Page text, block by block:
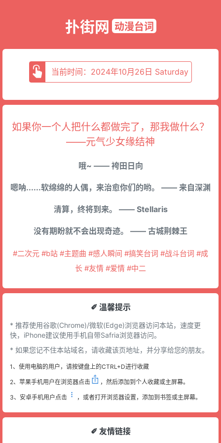
扑街网 动漫台词
当前时间：2024年10月26日 Saturday
如果你一个人把什么都做完了，那我做什么？
——元气少女缘结神
哦~ —— 袴田日向
嗯呐......软绵绵的人偶，来治愈你们的哟。 —— 来自深渊
清算，终将到来。 —— Stellaris
没有期盼就不会出现奇迹。 —— 古城荆棘王
#二次元 #b站 #主题曲 #感人瞬间 #搞笑台词 #战斗台词 #成
长 #友情 #爱情 #中二
✐ 溫馨提示
* 推荐使用谷歌(Chrome)/微软(Edge)浏览器访问本站，速度更
快，iPhone建议使用手机自带Safria浏览器访问。
* 如果您记不住本站域名，请收藏该页地址，并分享给您的朋友。
1、使用电脑的用户，请按键盘上的CTRL+D进行收藏
2、苹果手机用户在浏览器点击 ，然后添加到个人收藏或主屏幕。
3、安卓手机用户点击 ，或者打开浏览器设置，添加到书签或主屏幕。
✐ 友情链接